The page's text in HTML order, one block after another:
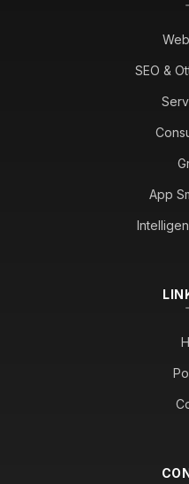
SEO &
App